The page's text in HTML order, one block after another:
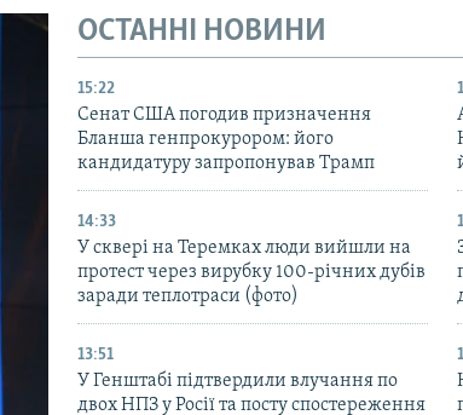
ОСТАННІ НОВИНИ
15:22
Сенат США погодив призначення
Бланша генпрокурором: його
кандидатуру запропонував Трамп
14:33
У сквері на Теремках люди вийшли на
протест через вирубку 100-річних дубів
заради теплотраси (фото)
13:51
У Генштабі підтвердили влучання по
двох НПЗ у Росії та посту спостереження